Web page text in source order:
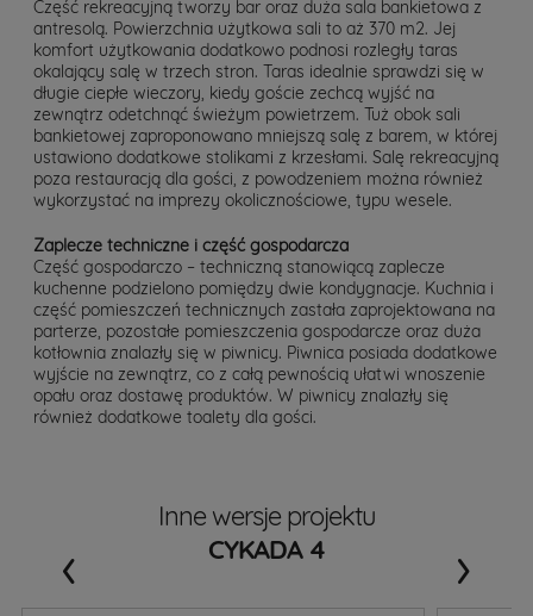
Część rekreacyjną tworzy bar oraz duża sala bankietowa z
antresolą. Powierzchnia użytkowa sali to aż 370 m2. Jej
komfort użytkowania dodatkowo podnosi rozległy taras
okalający salę w trzech stron. Taras idealnie sprawdzi się w
długie ciepłe wieczory, kiedy goście zechcą wyjść na
zewnątrz odetchnąć świeżym powietrzem. Tuż obok sali
bankietowej zaproponowano mniejszą salę z barem, w której
ustawiono dodatkowe stolikami z krzesłami. Salę rekreacyjną
poza restauracją dla gości, z powodzeniem można również
wykorzystać na imprezy okolicznościowe, typu wesele.
Zaplecze techniczne i część gospodarcza
Część gospodarczo – techniczną stanowiącą zaplecze
kuchenne podzielono pomiędzy dwie kondygnacje. Kuchnia i
część pomieszczeń technicznych zastała zaprojektowana na
parterze, pozostałe pomieszczenia gospodarcze oraz duża
kotłownia znalazły się w piwnicy. Piwnica posiada dodatkowe
wyjście na zewnątrz, co z całą pewnością ułatwi wnoszenie
opału oraz dostawę produktów. W piwnicy znalazły się
również dodatkowe toalety dla gości.
Inne wersje projektu
CYKADA 4
‹ ›